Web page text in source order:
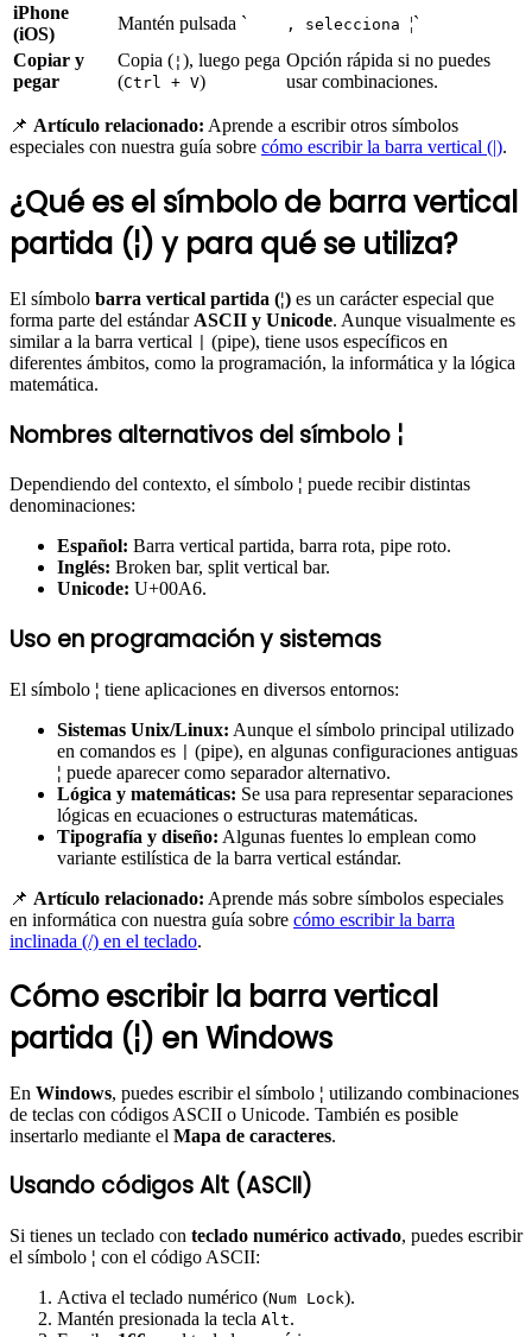
iPhone
(iOS)
Mantén pulsada ` , selecciona ¦`
Copiar y
pegar
Copia ( ¦ ), luego pega
(Ctrl + V)
Opción rápida si no puedes
usar combinaciones.
📌 Artículo relacionado: Aprende a escribir otros símbolos
especiales con nuestra guía sobre cómo escribir la barra vertical (|).
¿Qué es el símbolo de barra vertical
partida (¦) y para qué se utiliza?
El símbolo barra vertical partida (¦) es un carácter especial que
forma parte del estándar ASCII y Unicode. Aunque visualmente es
similar a la barra vertical
(pipe), tiene usos específicos en
diferentes ámbitos, como la programación, la informática y la lógica
matemática.
Nombres alternativos del símbolo ¦
Dependiendo del contexto, el símbolo ¦ puede recibir distintas
denominaciones:
Español: Barra vertical partida, barra rota, pipe roto.
Inglés: Broken bar, split vertical bar.
Unicode: U+00A6.
Uso en programación y sistemas
El símbolo ¦ tiene aplicaciones en diversos entornos:
Sistemas Unix/Linux: Aunque el símbolo principal utilizado
en comandos es
(pipe), en algunas configuraciones antiguas
¦ puede aparecer como separador alternativo.
Lógica y matemáticas: Se usa para representar separaciones
lógicas en ecuaciones o estructuras matemáticas.
Tipografía y diseño: Algunas fuentes lo emplean como
variante estilística de la barra vertical estándar.
📌 Artículo relacionado: Aprende más sobre símbolos especiales
en informática con nuestra guía sobre cómo escribir la barra
inclinada (/) en el teclado.
Cómo escribir la barra vertical
partida (¦) en Windows
En Windows, puedes escribir el símbolo ¦ utilizando combinaciones
de teclas con códigos ASCII o Unicode. También es posible
insertarlo mediante el Mapa de caracteres.
Usando códigos Alt (ASCII)
Si tienes un teclado con teclado numérico activado, puedes escribir
el símbolo ¦ con el código ASCII:
Activa el teclado numérico (Num Lock).
Mantén presionada la tecla Alt.